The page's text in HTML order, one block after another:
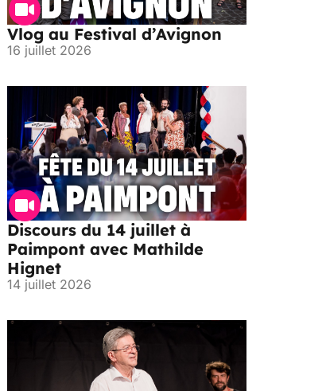
Vlog au Festival d’Avignon
16 juillet 2026
Discours du 14 juillet à
Paimpont avec Mathilde
Hignet
14 juillet 2026